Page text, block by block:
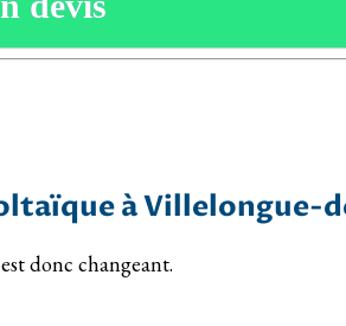
à Villelongue-
donc changeant.